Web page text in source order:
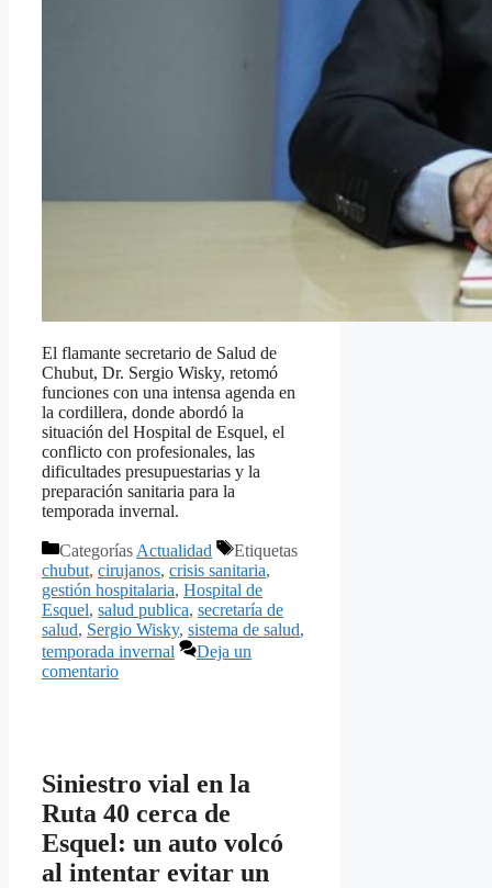
El flamante secretario de Salud de
Chubut, Dr. Sergio Wisky, retomó
funciones con una intensa agenda en
la cordillera, donde abordó la
situación del Hospital de Esquel, el
conflicto con profesionales, las
dificultades presupuestarias y la
preparación sanitaria para la
temporada invernal.
CategoríasActualidad
Etiquetas
chubut, cirujanos, crisis sanitaria,
gestión hospitalaria, Hospital de
Esquel, salud publica, secretaría de
salud, Sergio Wisky, sistema de salud,
temporada invernal
Deja un
comentario
Siniestro vial en la
Ruta 40 cerca de
Esquel: un auto volcó
al intentar evitar un